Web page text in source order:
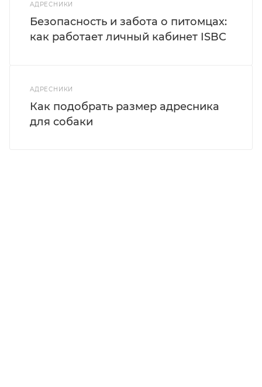
АДРЕСНИКИ
Безопасность и забота о питомцах:
как работает личный кабинет ISBC
АДРЕСНИКИ
Как подобрать размер адресника
для собаки